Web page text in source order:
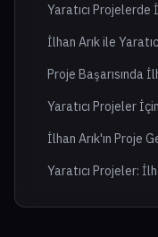
Yaratıcı Projelerde
İlhan Arık ile
Proje Başarısında
Yaratıcı Projeler
İlhan Arık'ın Proje
Yaratıcı Projeler: